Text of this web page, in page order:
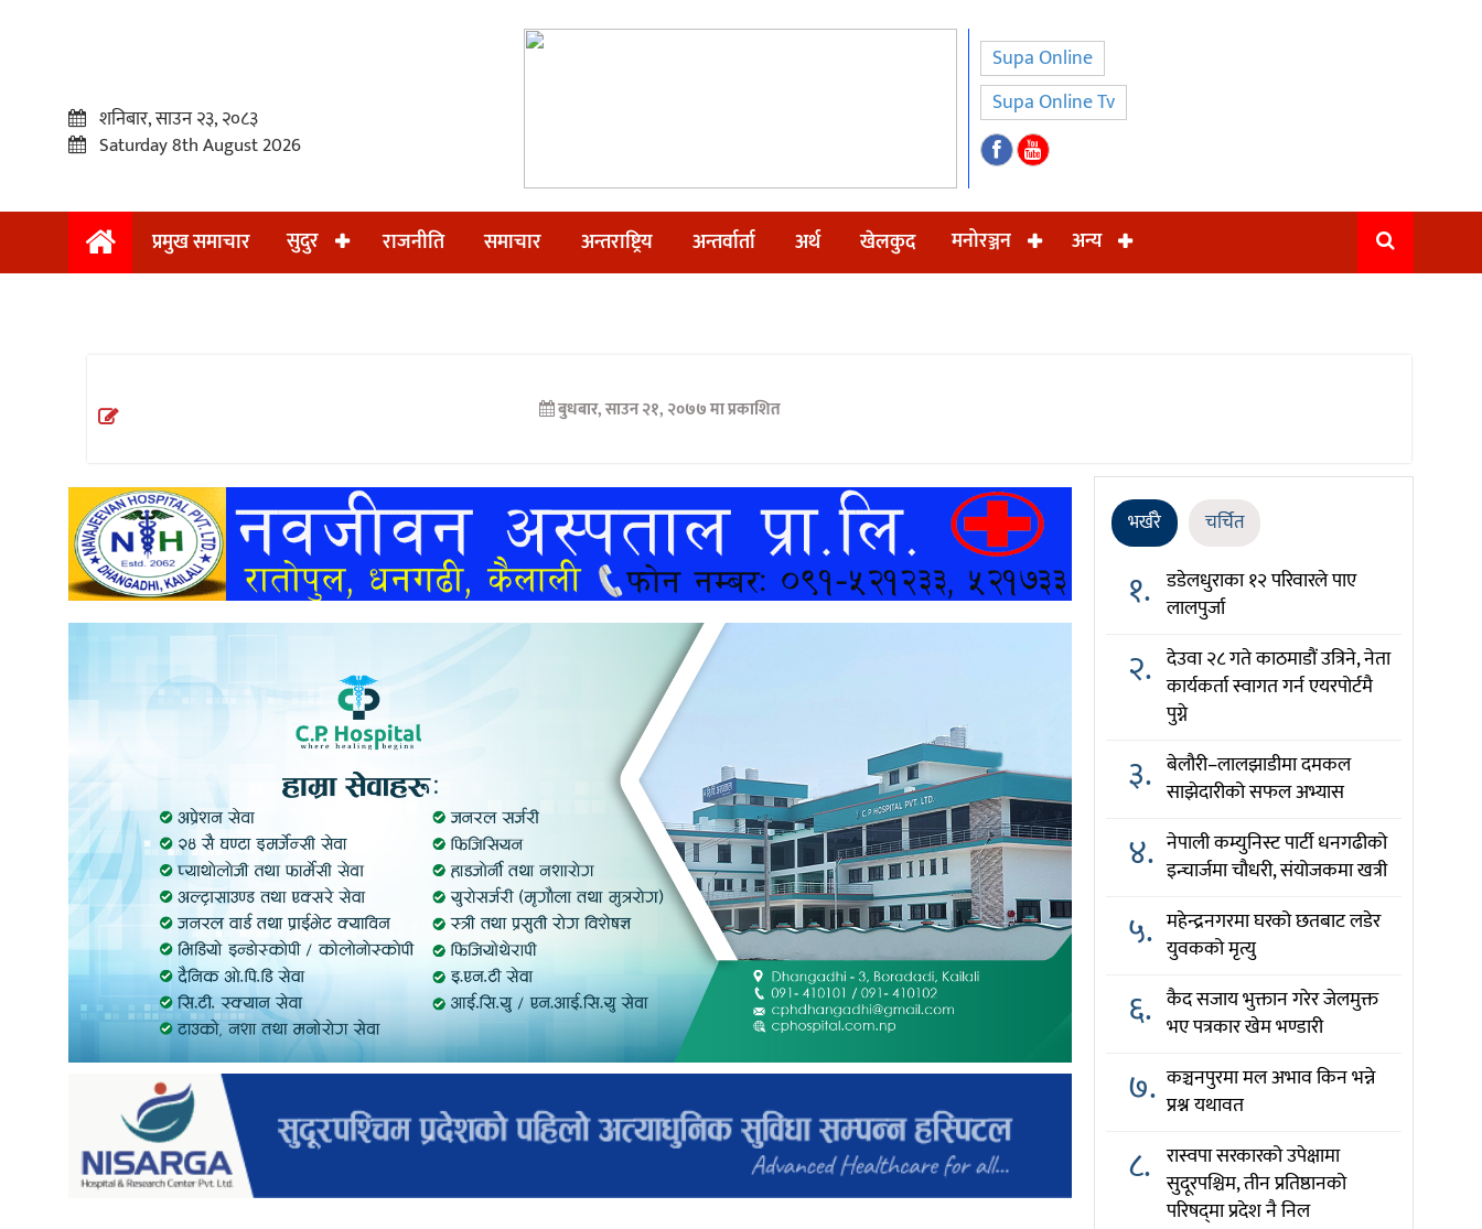
प्रमुख
अन्तराष्ट्रिय
अन्तर्वार्ता
खेलकुद
शनिबार, साउन २३, २०८३
Saturday 8th August 2026
Supa Online
Supa Online Tv
प्रमुख समाचार सुदुर राजनीति समाचार अन्तराष्ट्रिय अन्तर्वार्ता अर्थ खेलकुद मनोरञ्जन अन्य
बुधबार, साउन २१, २०७७ मा प्रकाशित
भर्खरै चर्चित
१. डडेलधुराका १२ परिवारले पाए
लालपुर्जा
२. देउवा २८ गते काठमाडौं उत्रिने, नेता
कार्यकर्ता स्वागत गर्न एयरपोर्टमै
पुग्ने
३. बेलौरी–लालझाडीमा दमकल
साझेदारीको सफल अभ्यास
४. नेपाली कम्युनिस्ट पार्टी धनगढीको
इन्चार्जमा चौधरी, संयोजकमा खत्री
५. महेन्द्रनगरमा घरको छतबाट लडेर
युवकको मृत्यु
६. कैद सजाय भुक्तान गरेर जेलमुक्त
भए पत्रकार खेम भण्डारी
७. कञ्चनपुरमा मल अभाव किन भन्ने
प्रश्न यथावत
८. रास्वपा सरकारको उपेक्षामा
सुदूरपश्चिम, तीन प्रतिष्ठानको
परिषद्‌मा प्रदेश नै निल